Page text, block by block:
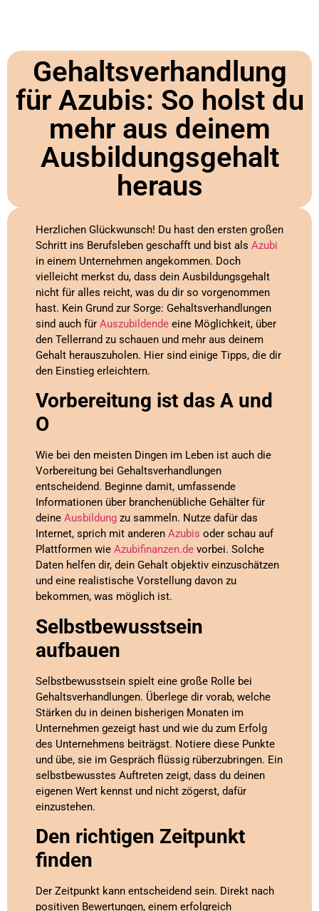
Gehaltsverhandlung
für Azubis: So holst du
mehr aus deinem
Ausbildungsgehalt
heraus
Herzlichen Glückwunsch! Du hast den ersten großen
Schritt ins Berufsleben geschafft und bist als Azubi
in einem Unternehmen angekommen. Doch
vielleicht merkst du, dass dein Ausbildungsgehalt
nicht für alles reicht, was du dir so vorgenommen
hast. Kein Grund zur Sorge: Gehaltsverhandlungen
sind auch für Auszubildende eine Möglichkeit, über
den Tellerrand zu schauen und mehr aus deinem
Gehalt herauszuholen. Hier sind einige Tipps, die dir
den Einstieg erleichtern.
Vorbereitung ist das A und
O
Wie bei den meisten Dingen im Leben ist auch die
Vorbereitung bei Gehaltsverhandlungen
entscheidend. Beginne damit, umfassende
Informationen über branchenübliche Gehälter für
deine Ausbildung zu sammeln. Nutze dafür das
Internet, sprich mit anderen Azubis oder schau auf
Plattformen wie Azubifinanzen.de vorbei. Solche
Daten helfen dir, dein Gehalt objektiv einzuschätzen
und eine realistische Vorstellung davon zu
bekommen, was möglich ist.
Selbstbewusstsein
aufbauen
Selbstbewusstsein spielt eine große Rolle bei
Gehaltsverhandlungen. Überlege dir vorab, welche
Stärken du in deinen bisherigen Monaten im
Unternehmen gezeigt hast und wie du zum Erfolg
des Unternehmens beiträgst. Notiere diese Punkte
und übe, sie im Gespräch flüssig rüberzubringen. Ein
selbstbewusstes Auftreten zeigt, dass du deinen
eigenen Wert kennst und nicht zögerst, dafür
einzustehen.
Den richtigen Zeitpunkt
finden
Der Zeitpunkt kann entscheidend sein. Direkt nach
positiven Bewertungen, einem erfolgreich